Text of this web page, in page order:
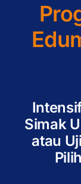
Simak
atau